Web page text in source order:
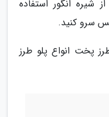
شیره انگور استفاده
سرو کنید.
پخت انواع پلو طرز